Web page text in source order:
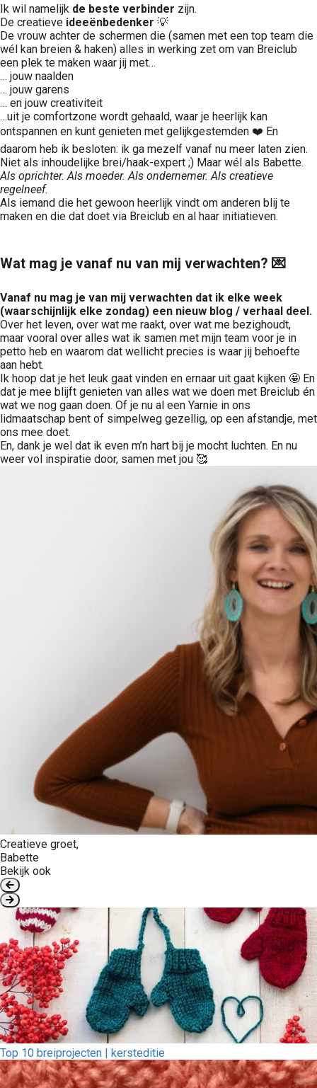
Ik wil namelijk de beste verbinder zijn.
De creatieve ideeënbedenker 💡
De vrouw achter de schermen die (samen met een top team die
wél kan breien & haken) alles in werking zet om van Breiclub
een plek te maken waar jij met…
… jouw naalden
… jouw garens
… en jouw creativiteit
…uit je comfortzone wordt gehaald, waar je heerlijk kan
ontspannen en kunt genieten met gelijkgestemden ❤️ En
daarom heb ik besloten: ik ga mezelf vanaf nu meer laten zien.
Niet als inhoudelijke brei/haak-expert ;) Maar wél als Babette.
Als oprichter. Als moeder. Als ondernemer. Als creatieve
regelneef.
Als iemand die het gewoon heerlijk vindt om anderen blij te
maken en die dat doet via Breiclub en al haar initiatieven.
Wat mag je vanaf nu van mij verwachten? 💌
Vanaf nu mag je van mij verwachten dat ik elke week
(waarschijnlijk elke zondag) een nieuw blog / verhaal deel.
Over het leven, over wat me raakt, over wat me bezighoudt,
maar vooral over alles wat ik samen met mijn team voor je in
petto heb en waarom dat wellicht precies is waar jij behoefte
aan hebt.
Ik hoop dat je het leuk gaat vinden en ernaar uit gaat kijken 🤩 En
dat je mee blijft genieten van alles wat we doen met Breiclub én
wat we nog gaan doen. Of je nu al een Yarnie in ons
lidmaatschap bent of simpelweg gezellig, op een afstandje, met
ons mee doet.
En, dank je wel dat ik even m’n hart bij je mocht luchten. En nu
weer vol inspiratie door, samen met jou 🥰
Creatieve groet,
Babette
Bekijk ook
Top 10 breiprojecten | kersteditie